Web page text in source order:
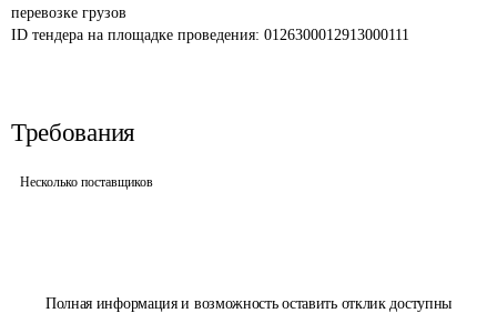
Полная информация и возможность оставить отклик доступны
перевозке грузов
ID тендера на площадке проведения: 0126300012913000111
Требования
Несколько поставщиков